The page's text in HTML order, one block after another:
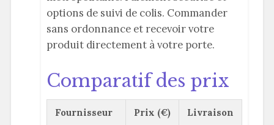
options de suivi de colis. Commander
sans ordonnance et recevoir votre
produit directement à votre porte.
Comparatif des prix
Fournisseur Prix (€) Livraison